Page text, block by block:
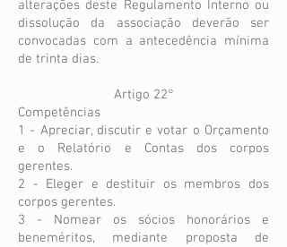
alterações deste Regulamento Interno ou
dissolução da associação deverão ser
convocadas com a antecedência mínima
de trinta dias.
Artigo 22°
Competências
1 - Apreciar, discutir e votar o Orçamento
e o Relatório e Contas dos corpos
gerentes.
2 - Eleger e destituir os membros dos
corpos gerentes.
3 - Nomear os sócios honorários e
beneméritos, mediante proposta de